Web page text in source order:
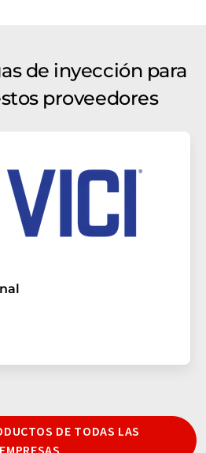
de inyección para
proveedores
DE TODAS LAS
EMPRESAS